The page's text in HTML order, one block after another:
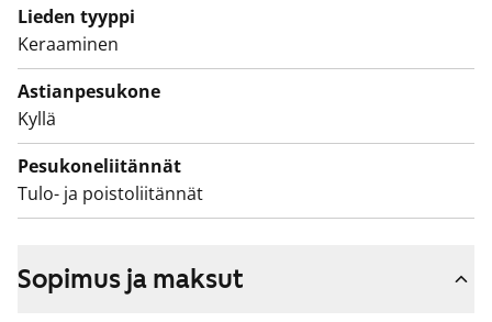
Lieden tyyppi
Keraaminen
Astianpesukone
Kyllä
Pesukoneliitännät
Tulo- ja poistoliitännät
Sopimus ja maksut